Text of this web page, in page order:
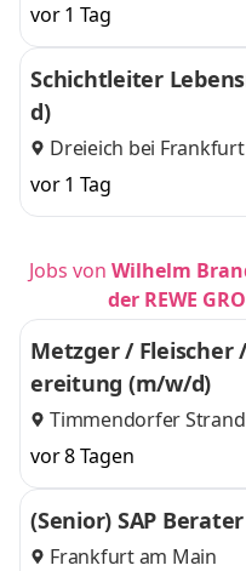
vor 1 Tag
Schichtleiter
d)
Dreieich bei
vor 1 Tag
Jobs von Wilhelm
der REWE
Metzger / Fleischer
ereitung (m/w/d)
Timmendorfer Strand
vor 8 Tagen
(Senior) SAP
Frankfurt am Main